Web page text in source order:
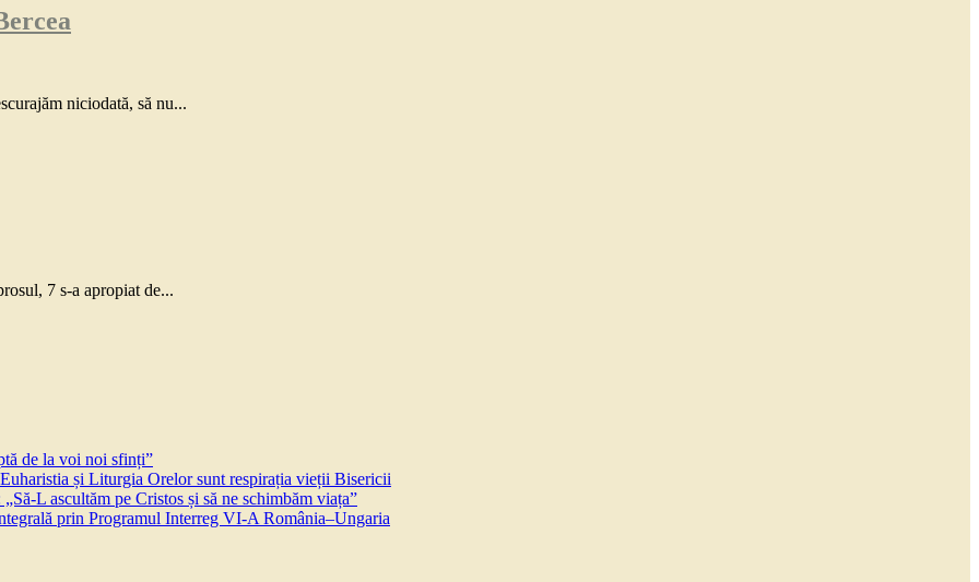
niciodată, să nu...
7 s-a apropiat de...
de la voi noi sfinți”
și Liturgia Orelor sunt respirația vieții Bisericii
L ascultăm pe Cristos și să ne schimbăm viața”
prin Programul Interreg VI-A România–Ungaria